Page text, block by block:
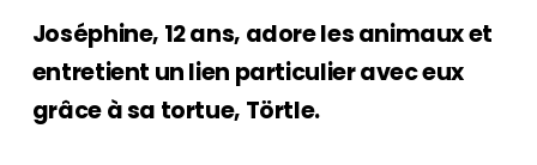
Joséphine, 12 ans, adore les animaux et
entretient un lien particulier avec eux
grâce à sa tortue, Törtle.